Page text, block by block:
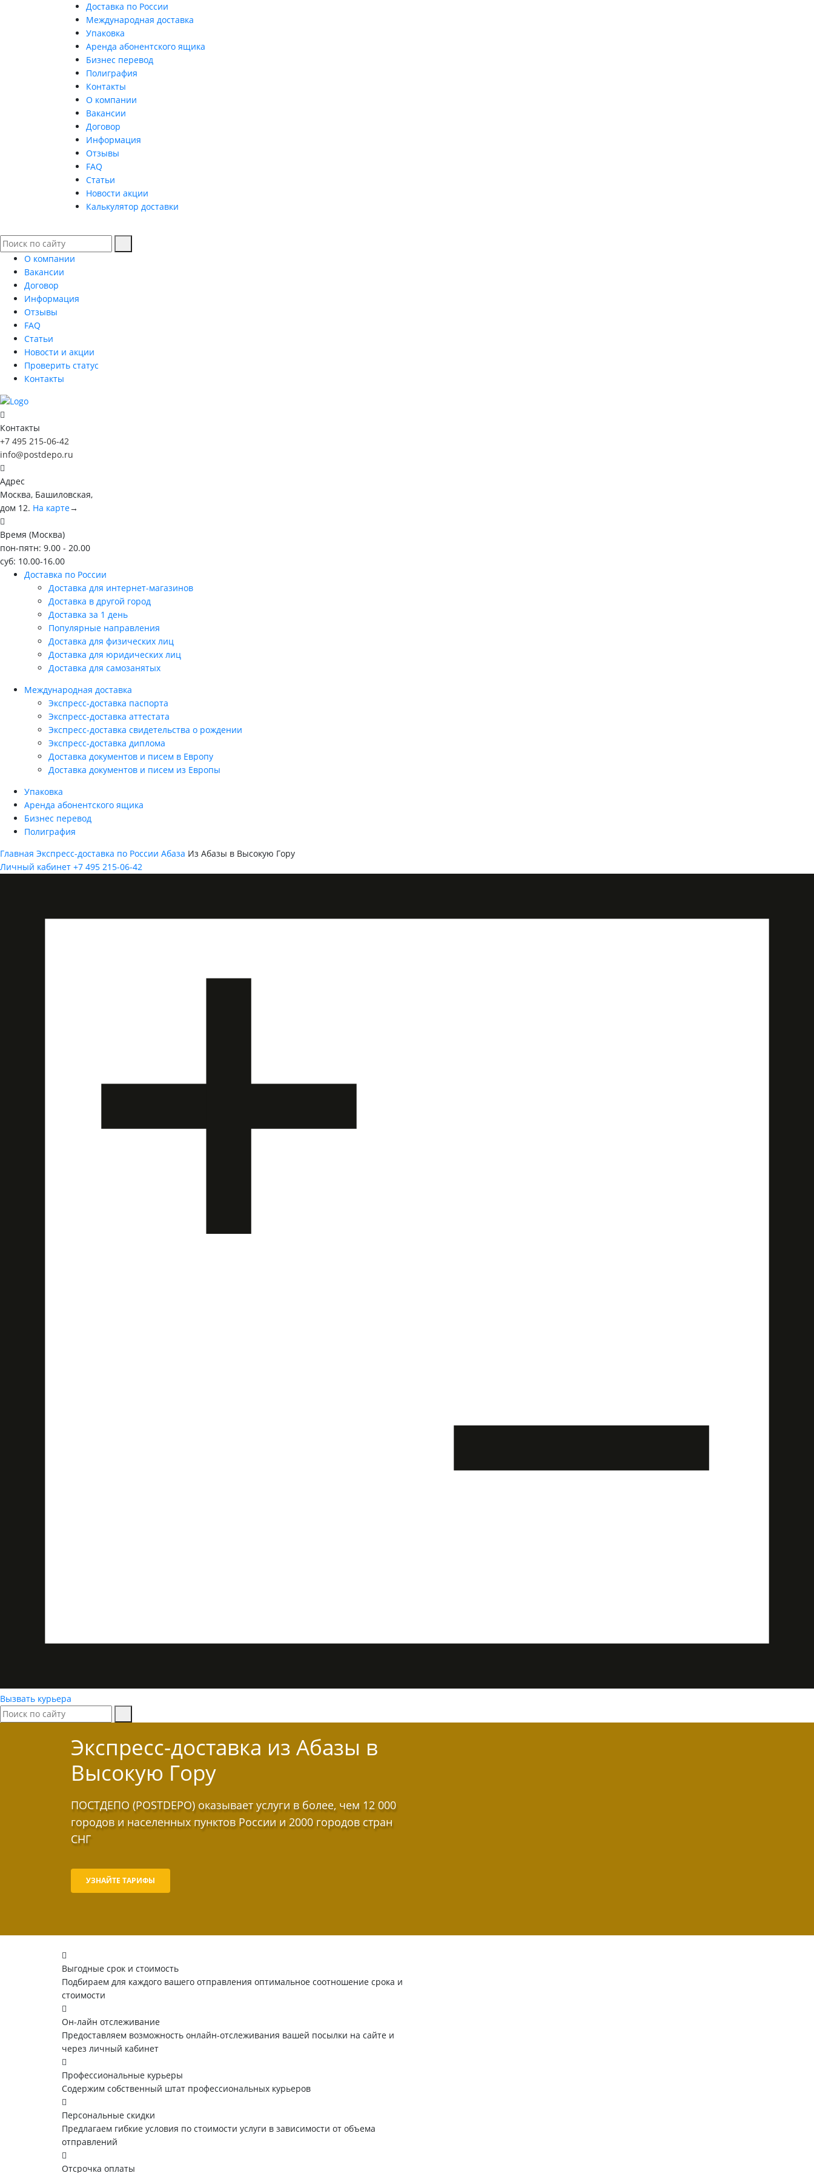
Доставка по России
Международная доставка
Упаковка
Аренда абонентского ящика
Бизнес перевод
Полиграфия
Контакты
О компании
Вакансии
Договор
Информация
Отзывы
FAQ
Статьи
Новости акции
Калькулятор доставки
О компании
Вакансии
Договор
Информация
Отзывы
FAQ
Статьи
Новости и акции
Проверить статус
Контакты
Контакты
+7 495 215-06-42
info@postdepo.ru
Адрес
Москва, Башиловская,
дом 12. На карте→
Время (Москва)
пон-пятн: 9.00 - 20.00
суб: 10.00-16.00
Доставка по России
Доставка для интернет-магазинов
Доставка в другой город
Доставка за 1 день
Популярные направления
Доставка для физических лиц
Доставка для юридических лиц
Доставка для самозанятых
Международная доставка
Экспресс-доставка паспорта
Экспресс-доставка аттестата
Экспресс-доставка свидетельства о рождении
Экспресс-доставка диплома
Доставка документов и писем в Европу
Доставка документов и писем из Европы
Упаковка
Аренда абонентского ящика
Бизнес перевод
Полиграфия
Главная Экспресс-доставка по России Абаза Из Абазы в Высокую Гору
Личный кабинет +7 495 215-06-42
Вызвать курьера
Экспресс-доставка из Абазы в
Высокую Гору
ПОСТДЕПО (POSTDEPO) оказывает услуги в более, чем 12 000
городов и населенных пунктов России и 2000 городов стран
СНГ
УЗНАЙТЕ ТАРИФЫ
Выгодные срок и стоимость
Подбираем для каждого вашего отправления оптимальное соотношение срока и
стоимости
Он-лайн отслеживание
Предоставляем возможность онлайн-отслеживания вашей посылки на сайте и
через личный кабинет
Профессиональные курьеры
Содержим собственный штат профессиональных курьеров
Персональные скидки
Предлагаем гибкие условия по стоимости услуги в зависимости от объема
отправлений
Отсрочка оплаты